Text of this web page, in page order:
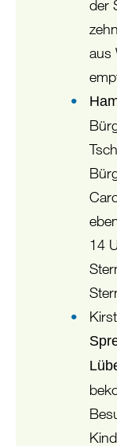
der
aus
14